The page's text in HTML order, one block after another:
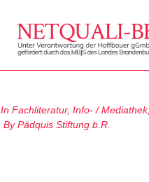
In Fachliteratur, Info- / Mediathek,
By Pädquis Stiftung b.R.